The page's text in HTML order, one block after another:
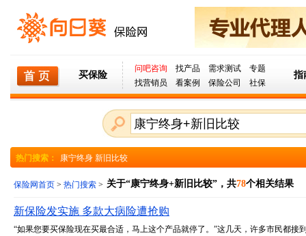
买保险
问吧咨询 找产品 需求测试
专题
找营销员
看案例 保险公司 社保
指
热门搜索： 康宁终身 新旧比较
保险网首页 > 热门搜索 > 关于“康宁终身+新旧比较”，共78个相关结果
新保险发实施 多款大病险遭抢购
“如果您要买保险现在买最合适，马上这个产品就停了。”这几天，许多市民都接